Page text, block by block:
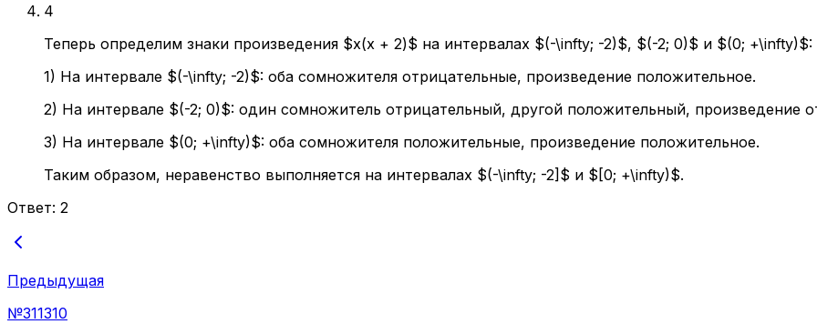
4
Теперь определим знаки произведения $x(x + 2)$ на интервалах $(-\infty; -2)$, $(-2; 0)$ и $(0; +\infty)$:
1) На интервале $(-\infty; -2)$: оба сомножителя отрицательные, произведение положительное.
2) На интервале $(-2; 0)$: один сомножитель отрицательный, другой положительный, произведение
3) На интервале $(0; +\infty)$: оба сомножителя положительные, произведение положительное.
Таким образом, неравенство выполняется на интервалах $(-\infty; -2]$ и $[0; +\infty)$.
Ответ: 2
Предыдущая
№311310